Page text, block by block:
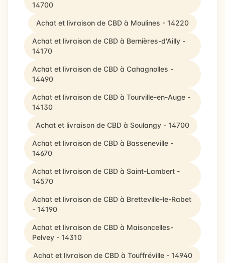
14700
Achat et livraison de CBD à Moulines - 14220
Achat et livraison de CBD à Bernières-d'Ailly -
14170
Achat et livraison de CBD à Cahagnolles -
14490
Achat et livraison de CBD à Tourville-en-Auge -
14130
Achat et livraison de CBD à Soulangy - 14700
Achat et livraison de CBD à Basseneville -
14670
Achat et livraison de CBD à Saint-Lambert -
14570
Achat et livraison de CBD à Bretteville-le-Rabet
- 14190
Achat et livraison de CBD à Maisoncelles-
Pelvey - 14310
Achat et livraison de CBD à Touffréville - 14940